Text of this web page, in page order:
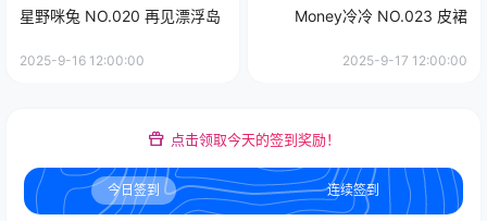
星野咪兔 NO.020 再见漂浮岛
2025-9-16 12:00:00
Money冷冷 NO.023 皮裙
2025-9-17 12:00:00
点击领取今天的签到奖励！
今日签到 连续签到